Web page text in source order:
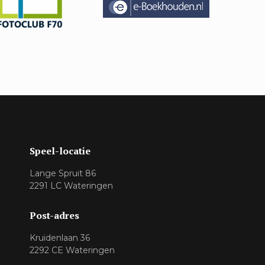
Speel-locatie
Lange Spruit 86
2291 LC Wateringen
Post-adres
Kruidenlaan 36
2292 CE Wateringen